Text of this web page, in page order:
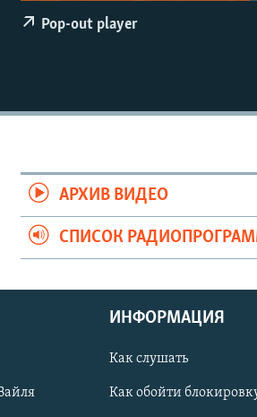
Pop-out player
АРХИВ ВИДЕО
СПИСОК
ИНФОРМАЦИЯ
Как слушать
Как обойти